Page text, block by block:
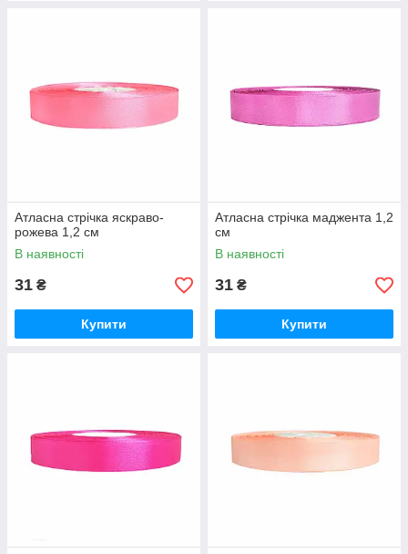
Атласна стрічка яскраво-
рожева 1,2 см
В наявності
31 ₴
Купити
Атласна стрічка маджента 1,2
см
В наявності
31 ₴
Купити